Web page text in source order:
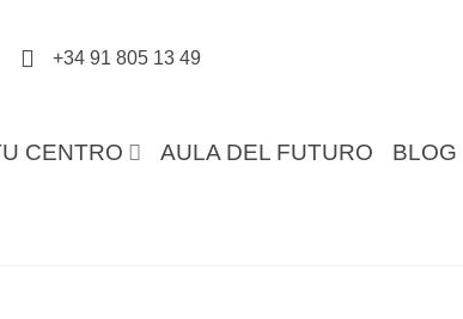
+34 91 805 13 49
CENTRO AULA DEL FUTURO
BLOG